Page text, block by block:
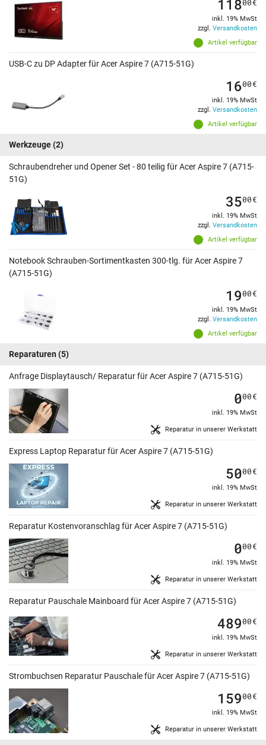
Artikel verfügbar
118
inkl. 19% MwSt
zzgl. Versandkosten
USB-C zu DP Adapter für Acer Aspire 7 (A715-51G)
Artikel verfügbar
1600€
inkl. 19% MwSt
zzgl. Versandkosten
Werkzeuge(2)
Schraubendreher und Opener Set - 80 teilig für Acer Aspire 7 (A715-
51G)
Artikel verfügbar
3500€
inkl. 19% MwSt
zzgl. Versandkosten
Notebook Schrauben-Sortimentkasten 300-tlg. für Acer Aspire 7
(A715-51G)
Artikel verfügbar
1900€
inkl. 19% MwSt
zzgl. Versandkosten
Reparaturen (5)
Anfrage Displaytausch/ Reparatur für Acer Aspire 7 (A715-51G)
Reparatur in unserer Werkstatt
000€
inkl. 19% MwSt
Express Laptop Reparatur für Acer Aspire 7 (A715-51G)
Reparatur in unserer Werkstatt
5000€
inkl. 19% MwSt
Reparatur Kostenvoranschlag für Acer Aspire 7 (A715-51G)
Reparatur in unserer Werkstatt
000€
inkl. 19% MwSt
Reparatur Pauschale Mainboard für Acer Aspire 7 (A715-51G)
Reparatur in unserer Werkstatt
48900€
inkl. 19% MwSt
Strombuchsen Reparatur Pauschale für Acer Aspire 7 (A715-51G)
Reparatur in unserer Werkstatt
15900€
inkl. 19% MwSt